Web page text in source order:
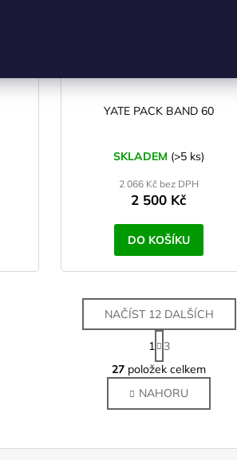
YATE PACK BAND 60
SKLADEM (>5 ks)
2 066 Kč bez DPH
2 500 Kč
DO KOŠÍKU
O
v
l
á
a
NAČÍST 12 DALŠÍCH
S
t
r
á
n
k
1
3
27 položek celkem
NAHORU